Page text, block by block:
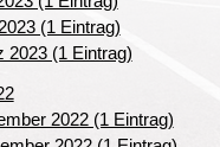
(1 Eintrag)
2023 (1 Eintrag)
2022 (1 Eintrag)